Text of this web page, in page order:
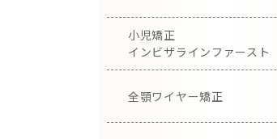
小児矯正
インビザラインファースト
全顎ワイヤー矯正